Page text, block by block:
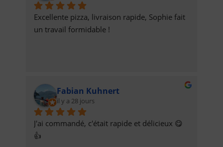
Excellente pizza, livraison rapide, Sophie fait
un travail formidable !
Fabian Kuhnert
il y a 28 jours
J'ai commandé, c'était rapide et délicieux 😋
👍